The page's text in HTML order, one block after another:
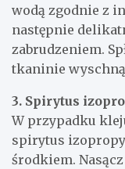
wodą zgodnie z
następnie
zabrudzeniem.
tkaninie
3. Spirytus
W przypadku
spirytus
środkiem.